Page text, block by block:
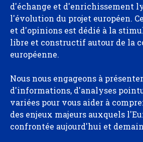
d'échange et d'enrichissement
l'évolution du projet européen.
et d'opinions est dédié à la
libre et constructif autour de la
européenne.
Nous nous engageons à
d'informations, d'analyses
variées pour vous aider à
des enjeux majeurs auxquels
confrontée aujourd'hui et